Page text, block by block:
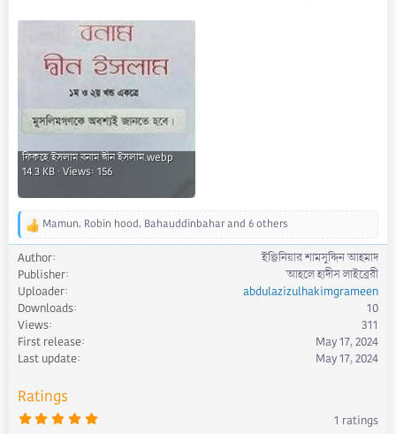
ফিকহে ইসলাম বনাম দ্বীন ইসলাম.webp
14.3 KB · Views: 156
R
e
a
c
t
i
o
n
s
Mamun, Robin hood, Bahauddinbaharand 6 others
Author
ইঞ্জিনিয়ার শামসুদ্দিন আহমাদ
Publisher
আহলে হাদীস লাইব্রেরী
Uploader
abdulazizulhakimgrameen
Downloads
10
Views
311
First release
May 17, 2024
Last update
May 17, 2024
Ratings
5 1 ratings